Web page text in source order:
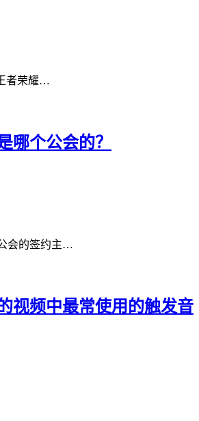
者荣耀…
哪个公会的？
会的签约主…
视频中最常使用的触发音